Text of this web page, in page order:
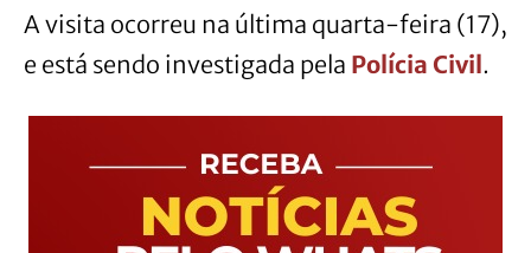
A visita ocorreu na última quarta-feira (17),
e está sendo investigada pela Polícia Civil .